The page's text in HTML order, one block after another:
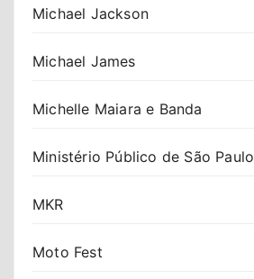
Michael Jackson
Michael James
Michelle Maiara e Banda
Ministério Público de São Paulo
MKR
Moto Fest